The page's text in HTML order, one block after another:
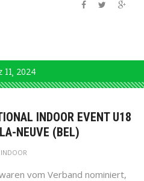
11 2024
INDOOR EVENT U18
NEUVE (BEL)
INDOOR
vom Verband nominiert,